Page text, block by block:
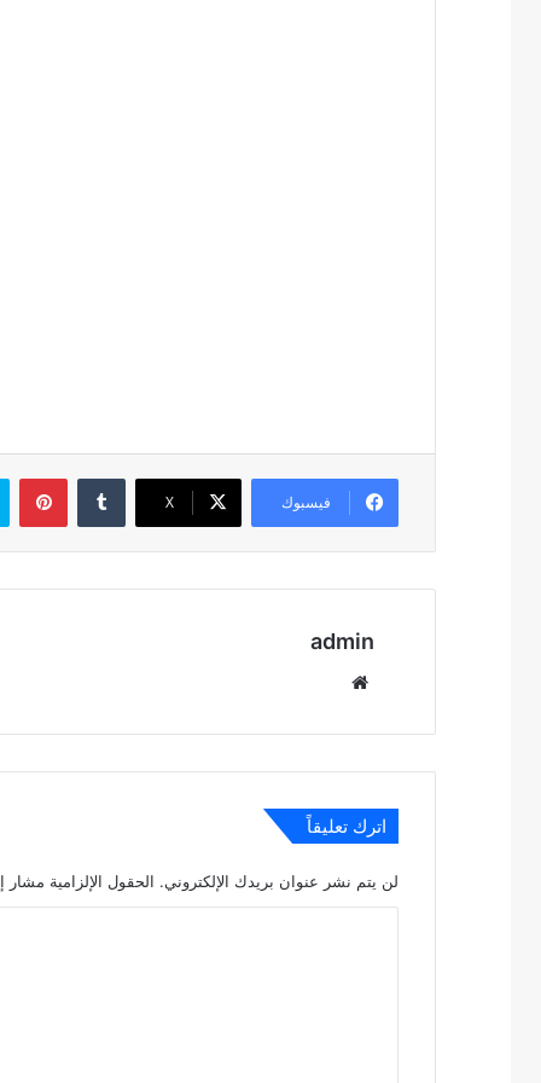
فيسبوك ‫X
admin
اترك تعليقاً
لن يتم نشر عنوان بريدك الإلكتروني. الحقول الإلزامية مشار